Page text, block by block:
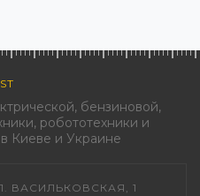
бензиновой,
робототехники и
Киеве и Украине
ВАСИЛЬКОВСКАЯ, 1